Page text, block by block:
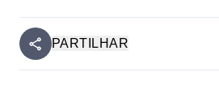
PARTILHAR